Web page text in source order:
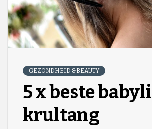
GEZONDHEID & BEAUTY
5 x beste
krultang